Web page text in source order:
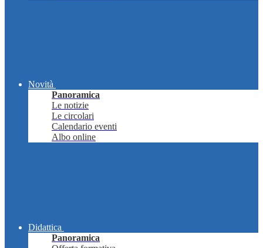
Novità
Panoramica
Le notizie
Le circolari
Calendario eventi
Albo online
Didattica
Panoramica